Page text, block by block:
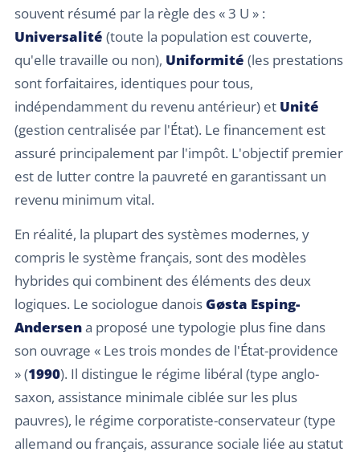
souvent résumé par la règle des « 3 U » :
Universalité (toute la population est couverte,
qu'elle travaille ou non), Uniformité (les prestations
sont forfaitaires, identiques pour tous,
indépendamment du revenu antérieur) et Unité
(gestion centralisée par l'État). Le financement est
assuré principalement par l'impôt. L'objectif premier
est de lutter contre la pauvreté en garantissant un
revenu minimum vital.
En réalité, la plupart des systèmes modernes, y
compris le système français, sont des modèles
hybrides qui combinent des éléments des deux
logiques. Le sociologue danois Gøsta Esping-
Andersena proposé une typologie plus fine dans
son ouvrage « Les trois mondes de l'État-providence
» (1990). Il distingue le régime libéral (type anglo-
saxon, assistance minimale ciblée sur les plus
pauvres), le régime corporatiste-conservateur (type
allemand ou français, assurance sociale liée au statut